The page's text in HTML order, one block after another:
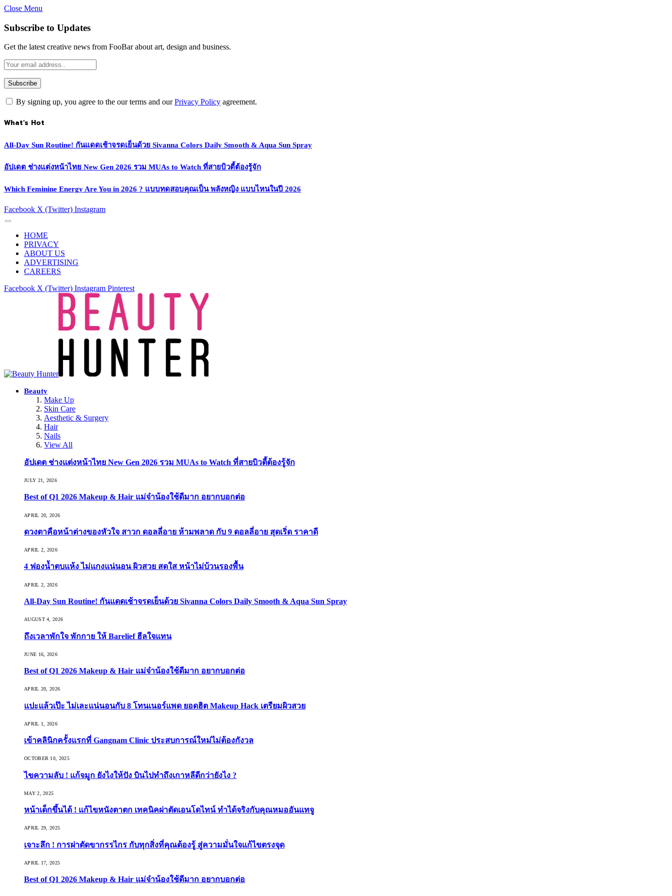
Close Menu
Subscribe to Updates
Get the latest creative news from FooBar about art, design and business.
By signing up, you agree to the our terms and ourPrivacy Policy agreement.
What's Hot
All-Day Sun Routine! กันแดดเช้าจรดเย็นด้วย Sivanna Colors Daily Smooth & Aqua Sun Spray
อัปเดต ช่างแต่งหน้าไทย New Gen 2026 รวม MUAs to Watch ที่สายบิวตี้ต้องรู้จัก
Which Feminine Energy Are You in 2026 ? แบบทดสอบคุณเป็น พลังหญิง แบบไหนในปี 2026
Facebook X (Twitter) Instagram
HOME
PRIVACY
ABOUT US
ADVERTISING
CAREERS
Facebook X (Twitter) Instagram Pinterest
Beauty
Make Up
Skin Care
Aesthetic & Surgery
Hair
Nails
View All
อัปเดต ช่างแต่งหน้าไทย New Gen 2026 รวม MUAs to Watch ที่สายบิวตี้ต้องรู้จัก
JULY 21, 2026
Best of Q1 2026 Makeup & Hair แม่จ๋าน้องใช้ดีมาก อยากบอกต่อ
APRIL 20, 2026
ดวงตาคือหน้าต่างของหัวใจ สาวก ดอลลี่อาย ห้ามพลาด กับ 9 ดอลลี่อาย สุดเริ่ด ราคาดี
APRIL 2, 2026
4 ฟองน้ำตบแห้ง ไม่แกงแน่นอน ผิวสวย สดใส หน้าไม่บ้วนรองพื้น
APRIL 2, 2026
All-Day Sun Routine! กันแดดเช้าจรดเย็นด้วย Sivanna Colors Daily Smooth & Aqua Sun Spray
AUGUST 4, 2026
ถึงเวลาพักใจ พักกาย ให้ Barelief ฮีลใจแทน
JUNE 16, 2026
Best of Q1 2026 Makeup & Hair แม่จ๋าน้องใช้ดีมาก อยากบอกต่อ
APRIL 20, 2026
แปะแล้วเป๊ะ ไม่เละแน่นอนกับ 8 โทนเนอร์แพด ยอดฮิต Makeup Hack เตรียมผิวสวย
APRIL 1, 2026
เข้าคลินิกครั้งแรกที่ Gangnam Clinic ประสบการณ์ใหม่ไม่ต้องกังวล
OCTOBER 10, 2025
ไขความลับ ! แก้จมูก ยังไงให้ปัง บินไปทำถึงเกาหลีดีกว่ายังไง ?
MAY 2, 2025
หน้าเด็กขึ้นได้ ! แก้ไขหนังตาตก เทคนิคผ่าตัดเอนโดไทน์ ทำได้จริงกับคุณหมออันแทจู
APRIL 29, 2025
เจาะลึก ! การผ่าตัดขากรรไกร กับทุกสิ่งที่คุณต้องรู้ สู่ความมั่นใจแก้ไขตรงจุด
APRIL 17, 2025
Best of Q1 2026 Makeup & Hair แม่จ๋าน้องใช้ดีมาก อยากบอกต่อ